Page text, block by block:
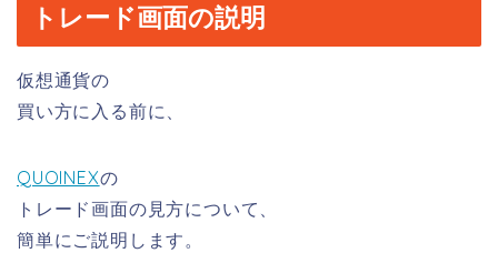
トレード画面の説明
仮想通貨の
買い方に入る前に、
QUOINEXの
トレード画面の見方について、
簡単にご説明します。